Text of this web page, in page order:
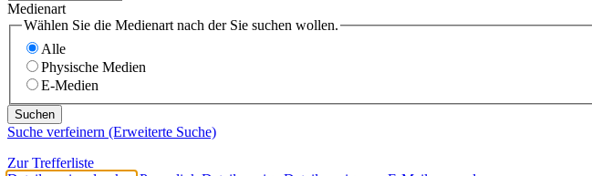
Medienart
Wählen Sie die Medienart nach der Sie suchen wollen.
Alle
Physische Medien
E-Medien
Suche verfeinern (Erweiterte Suche)
Zur Trefferliste